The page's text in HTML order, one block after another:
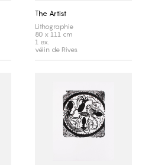
The Artist
Lithographie
80 x 111 cm
1 ex.
vélin de Rives